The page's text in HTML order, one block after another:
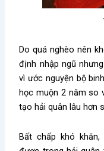
Do quá nghèo nên
định nhập ngũ
vì ước nguyện bộ
học muộn 2 năm so
tạo hải quân lâu hơn
Bất chấp khó